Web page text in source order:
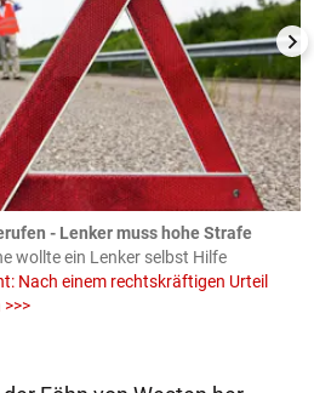
- Lenker muss hohe Strafe
wollte ein Lenker selbst Hilfe
Nach einem rechtskräftigen Urteil